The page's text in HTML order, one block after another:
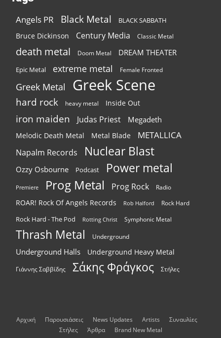
Angels PR Black Metal BLACK SABBATH
Bruce Dickinson Century Media Classic Metal
death metal Doom Metal DREAM THEATER
Epic Metal extreme metal Female Fronted
Greek Metal Greek Scene
hard rock heavy metal Inside Out
iron maiden Judas Priest Megadeth
Melodic Death Metal Metal Blade METALLICA
Napalm Records Nuclear Blast
Ozzy Osbourne Podcast Power metal
Premiere Prog Metal Prog Rock Radio
ROAR! Rock Of Angels Records Rob Halford Rock Hard
Rock Hard - The Pod Rotting Christ Symphonic Metal
Thrash Metal Underground
Underground Halls Underground Heavy Metal
Γιάννης Σαββίδης Σάκης Φράγκος Στήλες
Αρχική Παρουσιάσεις News Updates Artists
Συναυλίες
Στήλες
Άρθρα Brand New Metal